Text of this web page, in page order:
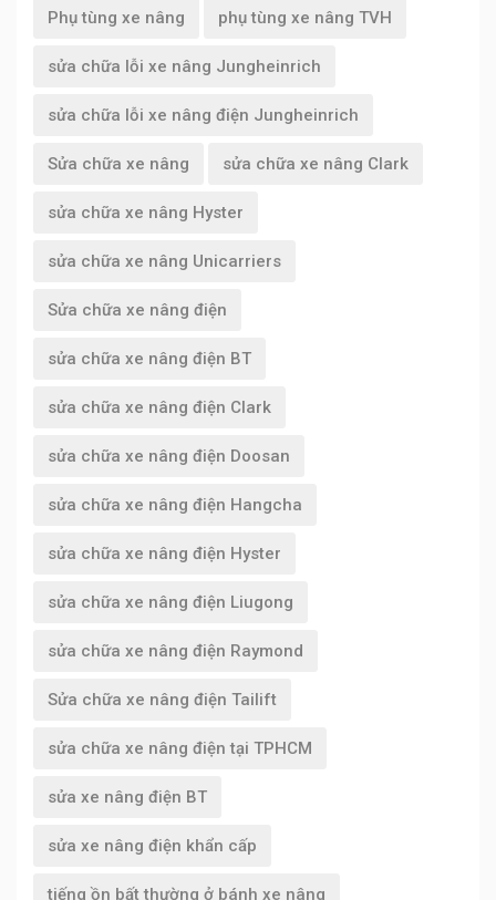
Phụ tùng xe nâng phụ tùng xe nâng TVH
sửa chữa lỗi xe nâng Jungheinrich
sửa chữa lỗi xe nâng điện Jungheinrich
Sửa chữa xe nâng sửa chữa xe nâng Clark
sửa chữa xe nâng Hyster
sửa chữa xe nâng Unicarriers
Sửa chữa xe nâng điện
sửa chữa xe nâng điện BT
sửa chữa xe nâng điện Clark
sửa chữa xe nâng điện Doosan
sửa chữa xe nâng điện Hangcha
sửa chữa xe nâng điện Hyster
sửa chữa xe nâng điện Liugong
sửa chữa xe nâng điện Raymond
Sửa chữa xe nâng điện Tailift
sửa chữa xe nâng điện tại TPHCM
sửa xe nâng điện BT
sửa xe nâng điện khẩn cấp
tiếng ồn bất thường ở bánh xe nâng